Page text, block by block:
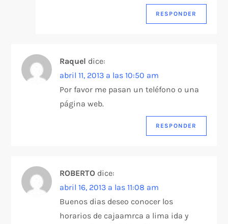
RESPONDER
Raquel dice:
abril 11, 2013 a las 10:50 am
Por favor me pasan un teléfono o una
página web.
RESPONDER
ROBERTO dice:
abril 16, 2013 a las 11:08 am
Buenos dias deseo conocer los
horarios de cajaamrca a lima ida y